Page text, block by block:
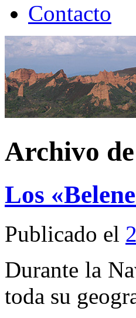
Contacto
Archivo
Los
Publicado el
Durante la
toda su